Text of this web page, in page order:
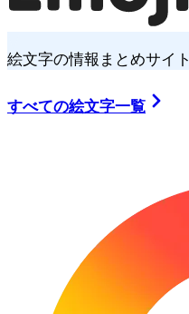
絵文字の情報まとめサイト
すべての絵文字一覧